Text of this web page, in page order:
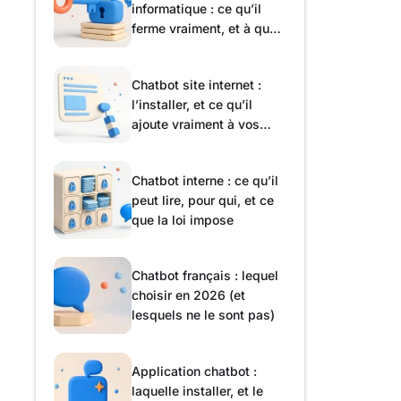
informatique : ce qu’il
ferme vraiment, et à quel
Chatbot site internet :
l’installer, et ce qu’il
ajoute vraiment à vos
Chatbot interne : ce qu’il
peut lire, pour qui, et ce
que la loi impose
Chatbot français : lequel
choisir en 2026 (et
lesquels ne le sont pas)
Application chatbot :
laquelle installer, et le